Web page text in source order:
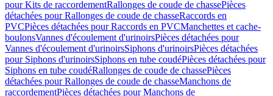
pour Kits de raccordementRallonges de coude de chassePièces
détachées pour Rallonges de coude de chasseRaccords en
PVCPièces détachées pour Raccords en PVCManchettes et cache-
boulonsVannes d'écoulement d'urinoirsPièces détachées pour
Vannes d'écoulement d'urinoirsSiphons d'urinoirsPièces détachées
pour Siphons d'urinoirsSiphons en tube coudéPièces détachées pour
Siphons en tube coudéRallonges de coude de chassePièces
détachées pour Rallonges de coude de chasseManchons de
raccordementPièces détachées pour Manchons de